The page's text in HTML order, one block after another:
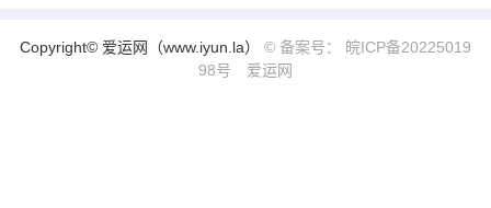
Copyright© 爱运网（www.iyun.la） © 备案号： 皖ICP备20225019
98号
爱运网